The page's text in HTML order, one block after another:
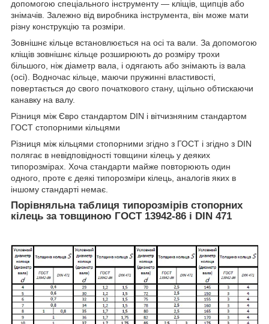
допомогою спеціального інструменту — кліщів, щипців або
знімачів. Залежно від виробника інструмента, він може мати
різну конструкцію та розміри.
Зовнішнє кільце встановлюється на осі та вали. За допомогою
кліщів зовнішнє кільце розширюють до розміру трохи
більшого, ніж діаметр вала, і одягають або знімають із вала
(осі). Водночас кільце, маючи пружинні властивості,
повертається до свого початкового стану, щільно обтискаючи
канавку на валу.
Різниця між Євро стандартом DIN і вітчизняним стандартом
ГОСТ стопорними кільцями
Різниця між кільцями стопорними згідно з ГОСТ і згідно з DIN
полягає в невідповідності товщини кілець у деяких
типорозмірах. Хоча стандарти майже повторюють один
одного, проте є деякі типорозміри кілець, аналогів яких в
іншому стандарті немає.
Порівняльна таблиця типорозмірів стопорних
кілець за товщиною ГОСТ 13942-86 і DIN 471